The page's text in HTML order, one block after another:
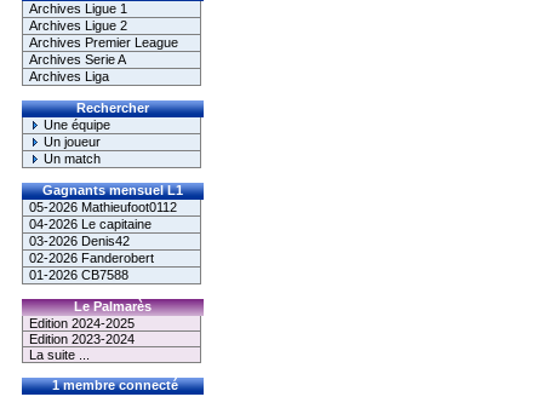
Archives Ligue 1
Archives Ligue 2
Archives Premier League
Archives Serie A
Archives Liga
Rechercher
Une équipe
Un joueur
Un match
Gagnants mensuel L1
05-2026 Mathieufoot0112
04-2026 Le capitaine
03-2026 Denis42
02-2026 Fanderobert
01-2026 CB7588
Le Palmarès
Edition 2024-2025
Edition 2023-2024
La suite ...
1 membre connecté